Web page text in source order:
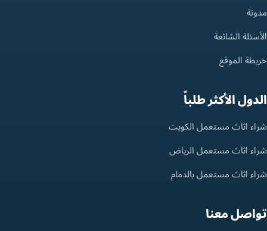
مدونة
الأسئلة الشائعة
خريطة الموقع
الدول الأكثر طلباً
شراء اثاث مستعمل الكويت
شراء اثاث مستعمل الرياض
شراء اثاث مستعمل بالدمام
تواصل معنا